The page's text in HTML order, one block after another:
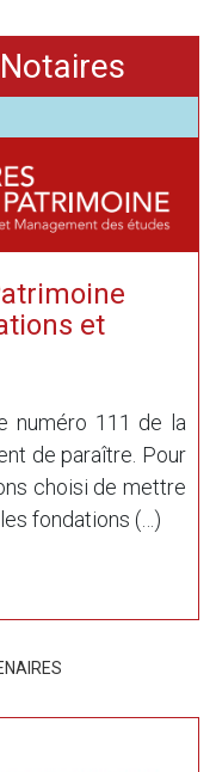
et
numéro 111 de la
de paraître. Pour
choisi de mettre
fondations (…)